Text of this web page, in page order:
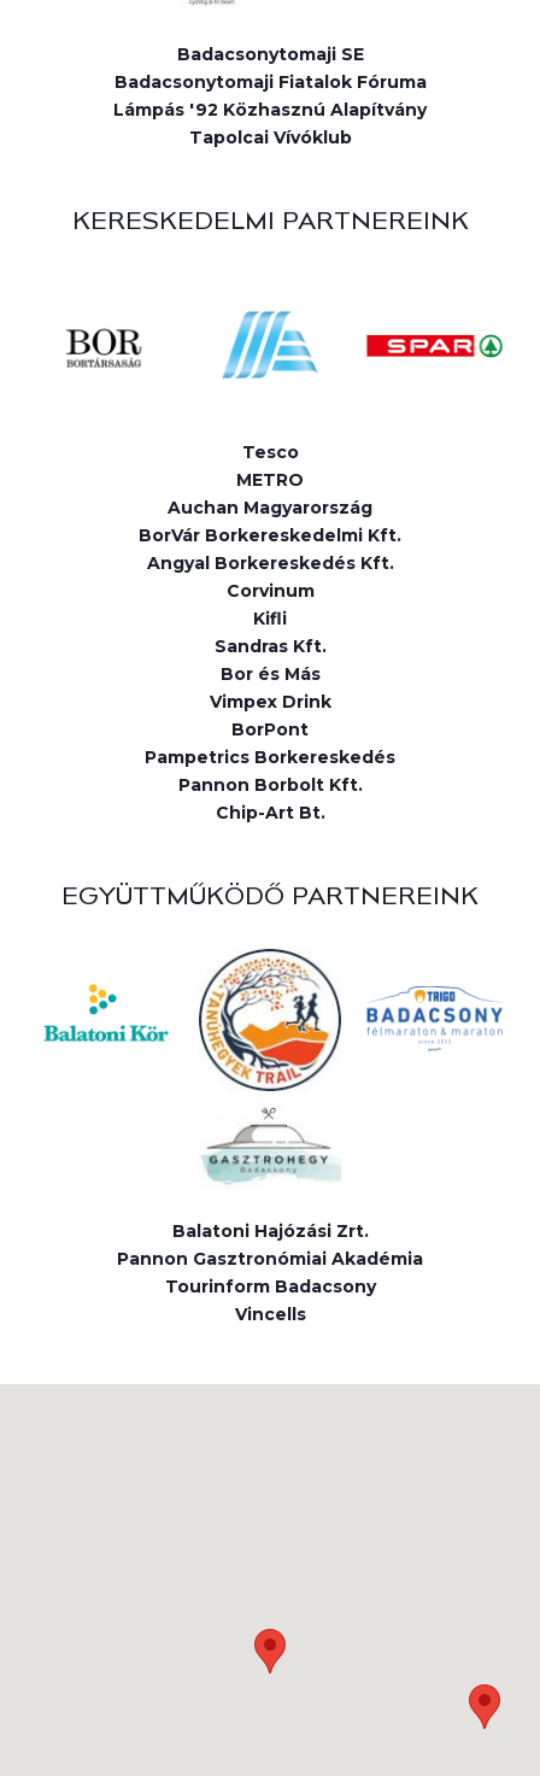
Badacsonytomaji SE
Badacsonytomaji Fiatalok Fóruma
Lámpás '92 Közhasznú Alapítvány
Tapolcai Vívóklub
KERESKEDELMI PARTNEREINK
Tesco
METRO
Auchan Magyarország
BorVár Borkereskedelmi Kft.
Angyal Borkereskedés Kft.
Corvinum
Kifli
Sandras Kft.
Bor és Más
Vimpex Drink
BorPont
Pampetrics Borkereskedés
Pannon Borbolt Kft.
Chip-Art Bt.
EGYÜTTMŰKÖDŐ PARTNEREINK
Balatoni Hajózási Zrt.
Pannon Gasztronómiai Akadémia
Tourinform Badacsony
Vincells